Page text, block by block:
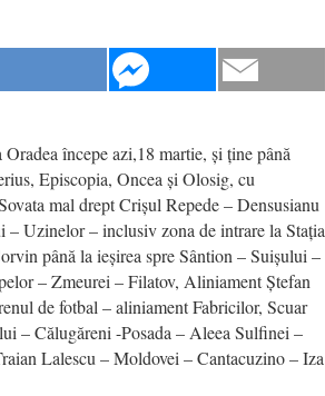
începe azi,18 martie, și ține până
Episcopia, Oncea și Olosig, cu
mal drept Crișul Repede – Densusianu
Uzinelor – inclusiv zona de intrare la Stația
până la ieșirea spre Sântion – Suișului –
– Zmeurei – Filatov, Aliniament Ștefan
de fotbal – aliniament Fabricilor, Scuar
– Călugăreni -Posada – Aleea Sulfinei –
Lalescu – Moldovei – Cantacuzino – Iza